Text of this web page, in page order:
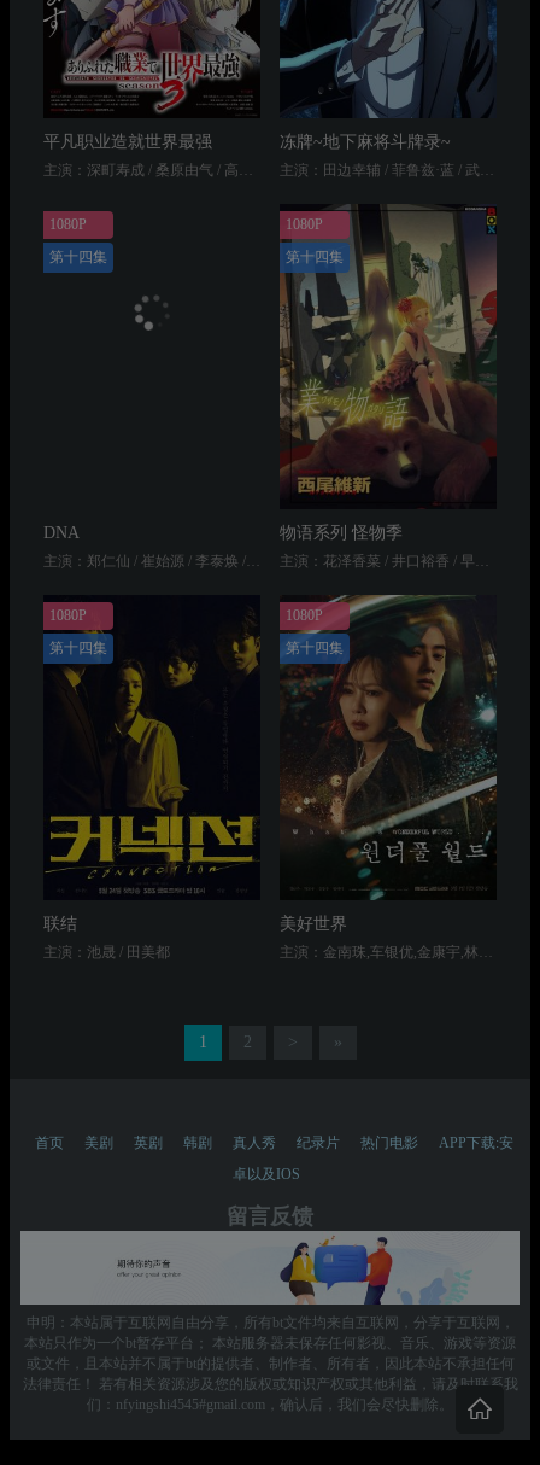
平凡职业造就世界最强
主演：深町寿成 / 桑原由气 / 高桥未奈美 / 日笠阳子 / 大西沙织 / 花守由美里 / 柿原彻也 / 木岛隆一 / 伊藤彩沙 / 芝崎典子 / 小仓唯 / 加隈亚衣
冻牌~地下麻将斗牌录~
主演：田边幸辅 / 菲鲁兹·蓝 / 武内骏辅 / 小山刚志 / 赤崎千夏 / 关俊彦 / 子安武人 / 日笠阳子
1080P
第十四集
DNA
主演：郑仁仙 / 崔始源 / 李泰焕 / 郑幼贞 / 주희재 / 徐智英
1080P
第十四集
物语系列 怪物季
主演：花泽香菜 / 井口裕香 / 早见沙织 / 加藤英美里 / 泽城美雪
1080P
第十四集
联结
主演：池晟 / 田美都
1080P
第十四集
美好世界
主演：金南珠,车银优,金康宇,林世美,车秀妍,杨惠智
1 2 > »
首页 美剧 英剧 韩剧 真人秀 纪录片 热门电影
APP下载:安
卓以及IOS
留言反馈
申明：本站属于互联网自由分享，所有bt文件均来自互联网，分享于互联网，
本站只作为一个bt暂存平台； 本站服务器未保存任何影视、音乐、游戏等资源
或文件，且本站并不属于bt的提供者、制作者、所有者，因此本站不承担任何
法律责任！ 若有相关资源涉及您的版权或知识产权或其他利益，请及时联系我
们：nfyingshi4545#gmail.com，确认后，我们会尽快删除。